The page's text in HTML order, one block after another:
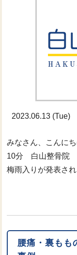
2023.06.13 (Tue)
みなさん、こんに
10分 白山整骨院
梅雨入りが発表さ
腰痛・裏も